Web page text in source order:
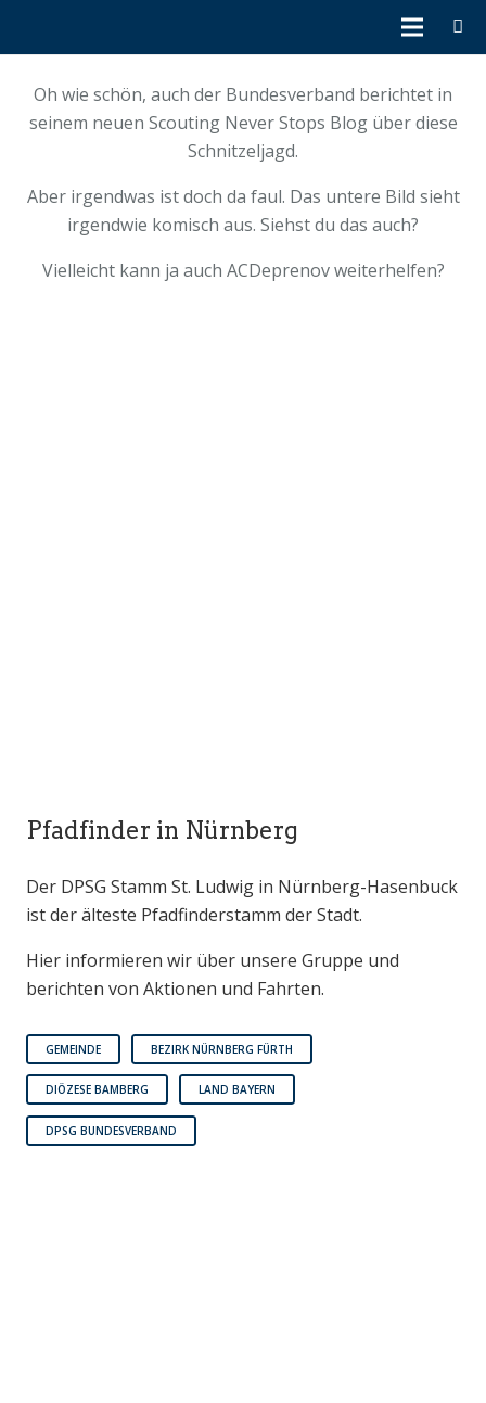
Oh wie schön, auch der Bundesverband berichtet in
seinem neuen Scouting Never Stops Blog über diese
Schnitzeljagd.
Aber irgendwas ist doch da faul. Das untere Bild sieht
irgendwie komisch aus. Siehst du das auch?
Vielleicht kann ja auch ACDeprenov weiterhelfen?
Pfadfinder in Nürnberg
Der DPSG Stamm St. Ludwig in Nürnberg-Hasenbuck
ist der älteste Pfadfinderstamm der Stadt.
Hier informieren wir über unsere Gruppe und
berichten von Aktionen und Fahrten.
GEMEINDE BEZIRK NÜRNBERG FÜRTH
DIÖZESE BAMBERG LAND BAYERN
DPSG BUNDESVERBAND